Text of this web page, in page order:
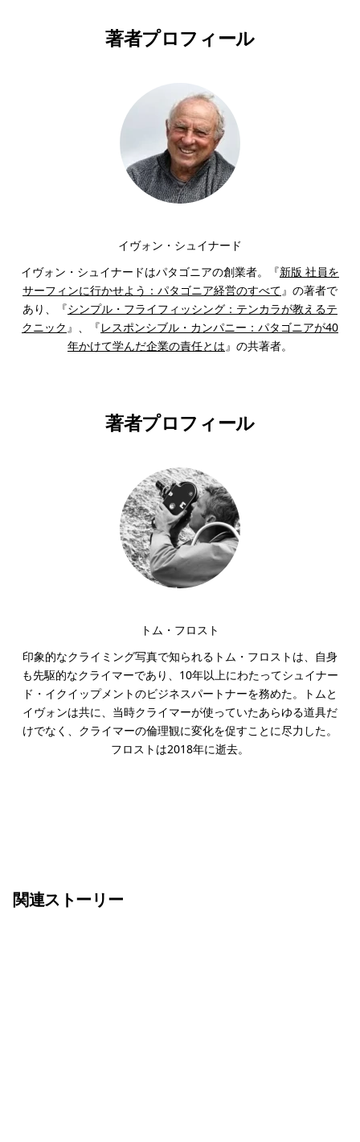
著者プロフィール
イヴォン・シュイナード
イヴォン・シュイナードはパタゴニアの創業者。『新版 社員を
サーフィンに行かせよう：パタゴニア経営のすべて』の著者で
あり、『シンプル・フライフィッシング：テンカラが教えるテ
クニック』、『レスポンシブル・カンパニー：パタゴニアが40
年かけて学んだ企業の責任とは』の共著者。
著者プロフィール
トム・フロスト
印象的なクライミング写真で知られるトム・フロストは、自身
も先駆的なクライマーであり、10年以上にわたってシュイナー
ド・イクイップメントのビジネスパートナーを務めた。トムと
イヴォンは共に、当時クライマーが使っていたあらゆる道具だ
けでなく、クライマーの倫理観に変化を促すことに尽力した。
フロストは2018年に逝去。
関連ストーリー